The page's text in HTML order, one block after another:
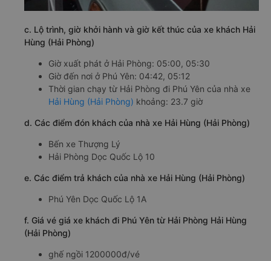
c. Lộ trình, giờ khởi hành và giờ kết thúc của xe khách Hải
Hùng (Hải Phòng)
Giờ xuất phát ở Hải Phòng: 05:00, 05:30
Giờ đến nơi ở Phú Yên: 04:42, 05:12
Thời gian chạy từ Hải Phòng đi Phú Yên của nhà xe
Hải Hùng (Hải Phòng) khoảng: 23.7 giờ
d. Các điểm đón khách của nhà xe Hải Hùng (Hải Phòng)
Bến xe Thượng Lý
Hải Phòng Dọc Quốc Lộ 10
e. Các điểm trả khách của nhà xe Hải Hùng (Hải Phòng)
Phú Yên Dọc Quốc Lộ 1A
f. Giá vé giá xe khách đi Phú Yên từ Hải Phòng Hải Hùng
(Hải Phòng)
ghế ngồi 1200000đ/vé